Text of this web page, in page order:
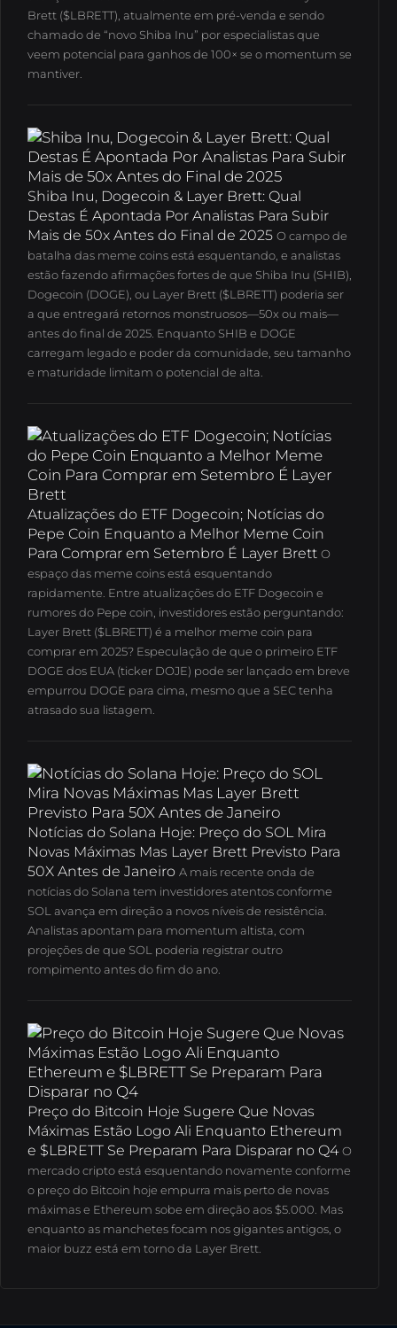
Brett ($LBRETT), atualmente em pré-venda e sendo
chamado de “novo Shiba Inu” por especialistas que
veem potencial para ganhos de 100× se o momentum se
mantiver.
Shiba Inu, Dogecoin & Layer Brett: Qual
Destas É Apontada Por Analistas Para Subir
Mais de 50x Antes do Final de 2025 O campo de
batalha das meme coins está esquentando, e analistas
estão fazendo afirmações fortes de que Shiba Inu (SHIB),
Dogecoin (DOGE), ou Layer Brett ($LBRETT) poderia ser
a que entregará retornos monstruosos—50x ou mais—
antes do final de 2025. Enquanto SHIB e DOGE
carregam legado e poder da comunidade, seu tamanho
e maturidade limitam o potencial de alta.
Atualizações do ETF Dogecoin; Notícias do
Pepe Coin Enquanto a Melhor Meme Coin
Para Comprar em Setembro É Layer Brett O
espaço das meme coins está esquentando
rapidamente. Entre atualizações do ETF Dogecoin e
rumores do Pepe coin, investidores estão perguntando:
Layer Brett ($LBRETT) é a melhor meme coin para
comprar em 2025? Especulação de que o primeiro ETF
DOGE dos EUA (ticker DOJE) pode ser lançado em breve
empurrou DOGE para cima, mesmo que a SEC tenha
atrasado sua listagem.
Notícias do Solana Hoje: Preço do SOL Mira
Novas Máximas Mas Layer Brett Previsto Para
50X Antes de Janeiro A mais recente onda de
notícias do Solana tem investidores atentos conforme
SOL avança em direção a novos níveis de resistência.
Analistas apontam para momentum altista, com
projeções de que SOL poderia registrar outro
rompimento antes do fim do ano.
Preço do Bitcoin Hoje Sugere Que Novas
Máximas Estão Logo Ali Enquanto Ethereum
e $LBRETT Se Preparam Para Disparar no Q4 O
mercado cripto está esquentando novamente conforme
o preço do Bitcoin hoje empurra mais perto de novas
máximas e Ethereum sobe em direção aos $5.000. Mas
enquanto as manchetes focam nos gigantes antigos, o
maior buzz está em torno da Layer Brett.